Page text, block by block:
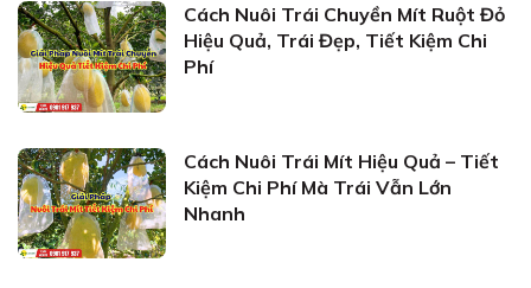
Cách Nuôi Trái Chuyền Mít Ruột Đỏ
Hiệu Quả, Trái Đẹp, Tiết Kiệm Chi
Phí
Cách Nuôi Trái Mít Hiệu Quả – Tiết
Kiệm Chi Phí Mà Trái Vẫn Lớn
Nhanh